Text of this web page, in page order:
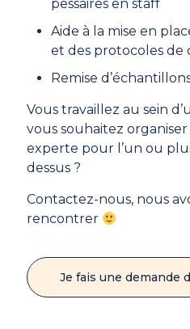
pessaires en staff
Aide à la mise en
et des protocoles de
Remise
Vous travaillez au sein
vous souhaitez
experte pour l’un ou
dessus ?
Contactez-nous, nous
rencontrer
Je fais une demande